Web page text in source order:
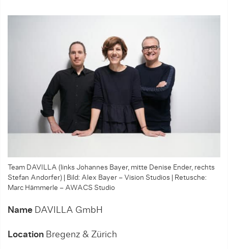
Team DAVILLA (links Johannes Bayer, mitte Denise Ender, rechts
Stefan Andorfer) | Bild: Alex Bayer – Vision Studios | Retusche:
Marc Hämmerle – AWACS Studio
Name DAVILLA GmbH
Location Bregenz & Zürich